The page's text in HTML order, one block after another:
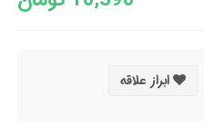
ابراز علاقه